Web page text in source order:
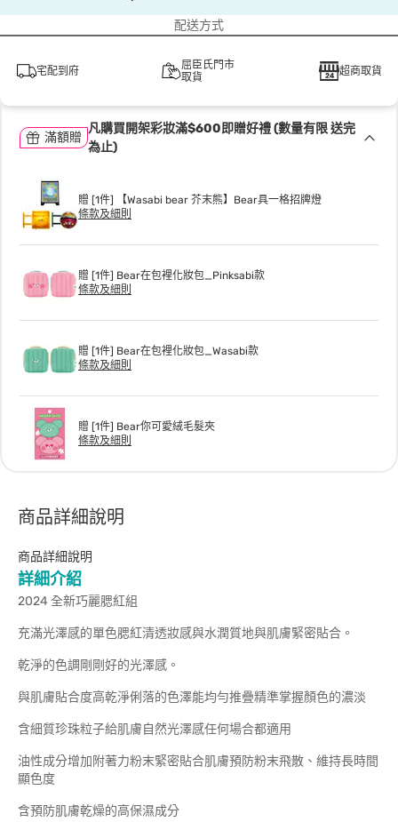
配送方式
宅配到府
屈臣氏門市
取貨
超商取貨
滿額贈
凡購買開架彩妝滿$600即贈好禮 (數量有限 送完
為止)
贈 [1件] 【Wasabi bear 芥末熊】Bear具一格招牌燈
條款及細則
贈 [1件] Bear在包裡化妝包_Pinksabi款
條款及細則
贈 [1件] Bear在包裡化妝包_Wasabi款
條款及細則
贈 [1件] Bear你可愛絨毛髮夾
條款及細則
商品詳細說明
商品詳細說明
詳細介紹
2024 全新巧麗腮紅組
充滿光澤感的單色腮紅清透妝感與水潤質地與肌膚緊密貼合。
乾淨的色調剛剛好的光澤感。
與肌膚貼合度高乾淨俐落的色澤能均勻推疊精準掌握顏色的濃淡
含細質珍珠粒子給肌膚自然光澤感任何場合都適用
油性成分增加附著力粉末緊密貼合肌膚預防粉末飛散、維持長時間
顯色度
含預防肌膚乾燥的高保濕成分